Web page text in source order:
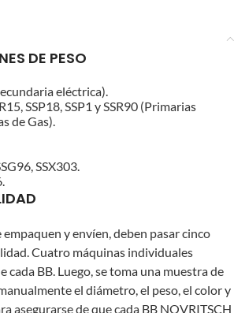
DE PESO
eléctrica).
SSP18, SSP1 y SSR90 (Primarias
de Gas).
SSX303.
empaquen y envíen, deben pasar cinco
Cuatro máquinas individuales
cada BB. Luego, se toma una muestra de
el diámetro, el peso, el color y
asegurarse de que cada BB NOVRITSCH